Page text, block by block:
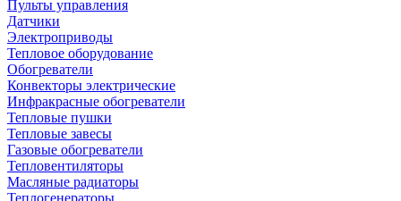
Пульты управления
Датчики
Электроприводы
Тепловое оборудование
Обогреватели
Конвекторы электрические
Инфракрасные обогреватели
Тепловые пушки
Тепловые завесы
Газовые обогреватели
Тепловентиляторы
Масляные радиаторы
Теплогенераторы